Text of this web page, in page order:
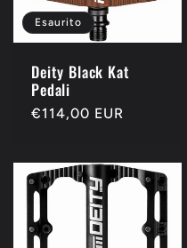
Esaurito
Deity Black Kat
Pedali
Prezzo
€114,00 EUR